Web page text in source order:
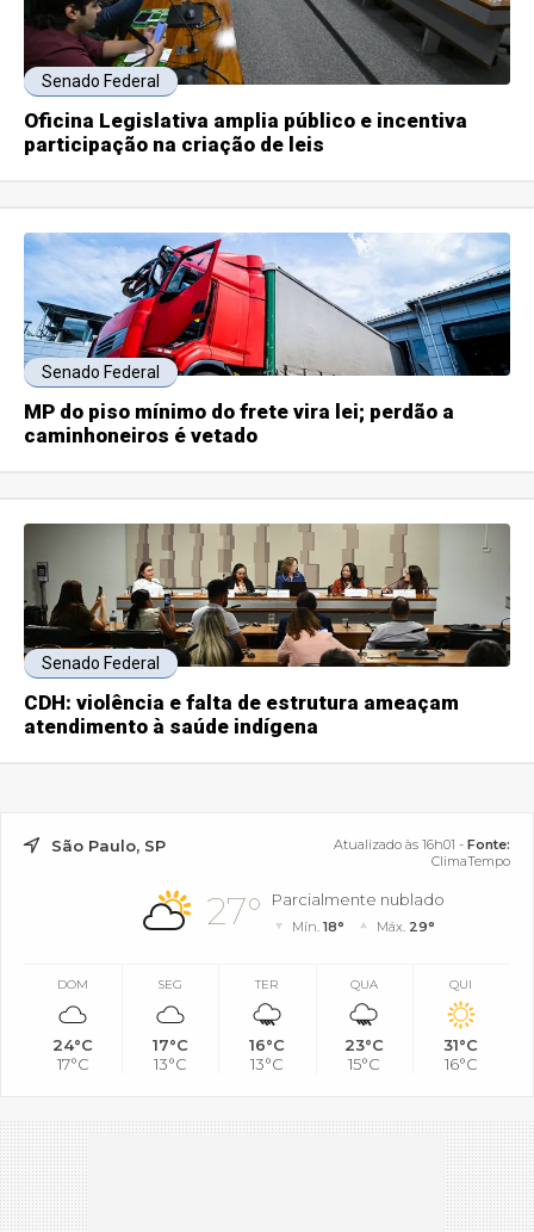
Senado Federal
Oficina Legislativa amplia público e incentiva
participação na criação de leis
Senado Federal
MP do piso mínimo do frete vira lei; perdão a
caminhoneiros é vetado
Senado Federal
CDH: violência e falta de estrutura ameaçam
atendimento à saúde indígena
São Paulo, SP Atualizado às 16h01 - Fonte:
ClimaTempo
27° Parcialmente nublado
Mín.18° Máx. 29°
DOM
24°C
17°C
SEG
17°C
13°C
TER
16°C
13°C
QUA
23°C
15°C
QUI
31°C
16°C